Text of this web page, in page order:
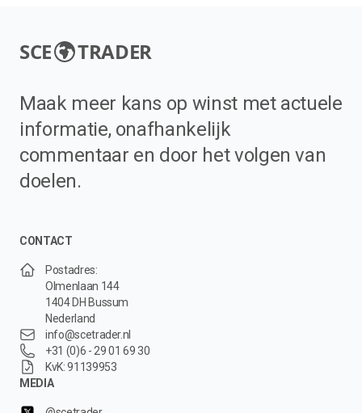
SCE TRADER
Maak meer kans op winst met actuele
informatie, onafhankelijk
commentaar en door het volgen van
doelen.
CONTACT
Postadres:
Olmenlaan 144
1404 DH Bussum
Nederland
info@scetrader.nl
+31 (0)6 - 29 01 69 30
KvK: 91139953
MEDIA